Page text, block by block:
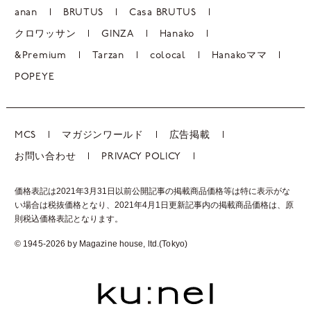
anan BRUTUS Casa BRUTUS
クロワッサン GINZA Hanako
&Premium Tarzan colocal Hanakoママ
POPEYE
MCS マガジンワールド 広告掲載
お問い合わせ PRIVACY POLICY
価格表記は2021年3月31日以前公開記事の掲載商品価格等は特に表示がな
い場合は税抜価格となり、2021年4月1日更新記事内の掲載商品価格は、 原
則税込価格表記となります。
© 1945-2026 by Magazine house, ltd.(Tokyo)